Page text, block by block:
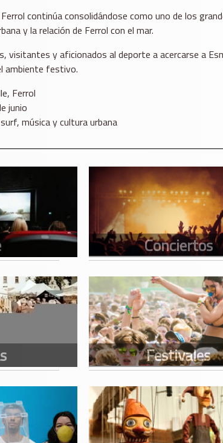
continúa consolidándose como uno de los
y la relación de Ferrol con el mar.
visitantes y aficionados al deporte a acercarse a
ambiente festivo.
Ferrol
junio
música y cultura urbana